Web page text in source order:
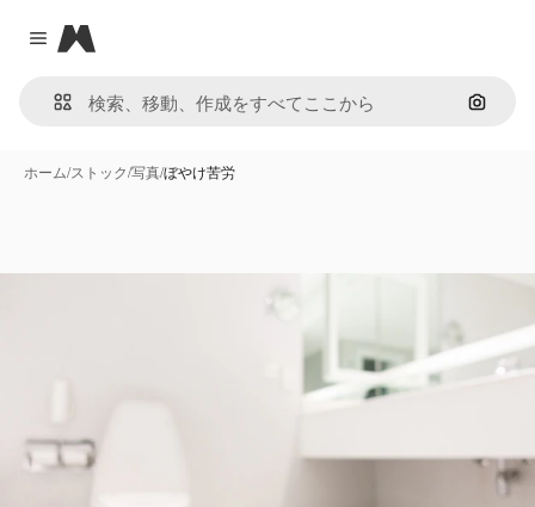
Close menu
Magnific
画像で
ホーム/ストック/写真/ぼやけ苦労